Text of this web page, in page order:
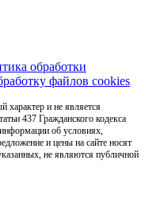
обработки
файлов cookies
характер и не является
437 Гражданского кодекса
об условиях,
и цены на сайте носят
не являются публичной